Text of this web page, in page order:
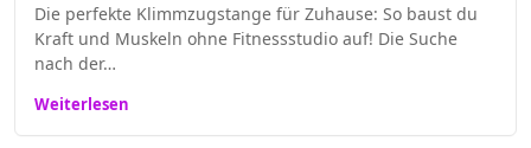
Die perfekte Klimmzugstange für Zuhause: So baust du
Kraft und Muskeln ohne Fitnessstudio auf! Die Suche
nach der…
Weiterlesen